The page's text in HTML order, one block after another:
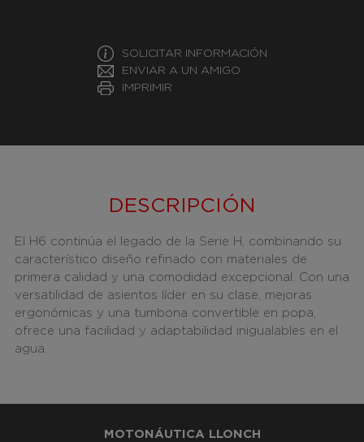
SOLICITAR INFORMACIÓN
ENVIAR A UN AMIGO
IMPRIMIR
DESCRIPCIÓN
El H6 continúa el legado de la Serie H, combinando su
característico diseño refinado con materiales de
primera calidad y una comodidad excepcional. Con una
versatilidad de asientos líder en su clase, mejoras
ergonómicas y una tumbona convertible en popa,
ofrece una facilidad y adaptabilidad inigualables en el
agua.
MOTONÁUTICA LLONCH